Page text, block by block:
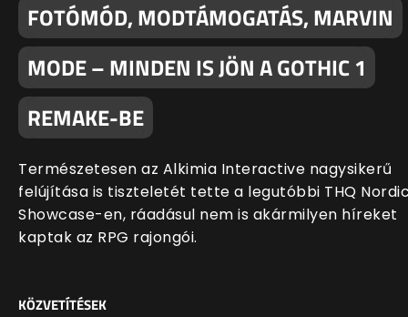
FOTÓMÓD, MODTÁMOGATÁS, MARVIN
MODE – MINDEN IS JÖN A GOTHIC 1
REMAKE-BE
Természetesen az Alkimia Interactive nagysikerű
felújítása is tiszteletét tette a legutóbbi THQ
Showcase-en, ráadásul nem is akármilyen híreket
kaptak az RPG rajongói.
KÖZVETÍTÉSEK